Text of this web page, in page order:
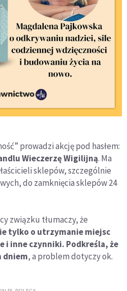
prowadzi akcję pod hasłem:
Wieczerzę Wigilijną. Ma
sklepów, szczególnie
do zamknięcia sklepów 24
związku tłumaczy, że
tylko o utrzymanie miejsc
i inne czynniki. Podkreśla, że
dniem, a problem dotyczy ok.